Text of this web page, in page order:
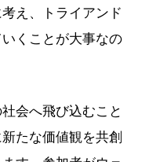
え、トライアンド
くことが大事なの
会へ飛び込むこと
たな価値観を共創